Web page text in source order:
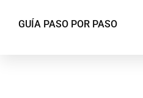
GUÍA PASO POR PASO